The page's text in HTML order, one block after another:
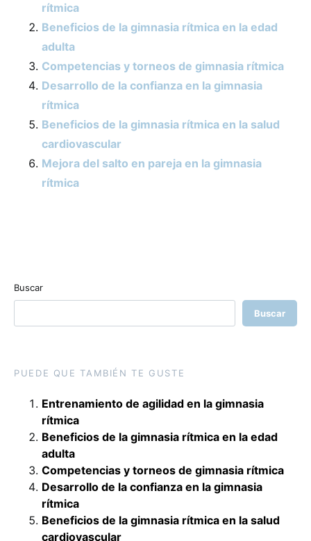
rítmica
Beneficios de la gimnasia rítmica en la edad
adulta
Competencias y torneos de gimnasia rítmica
Desarrollo de la confianza en la gimnasia
rítmica
Beneficios de la gimnasia rítmica en la salud
cardiovascular
Mejora del salto en pareja en la gimnasia
rítmica
Buscar
Buscar
PUEDE QUE TAMBIÉN TE GUSTE
Entrenamiento de agilidad en la gimnasia
rítmica
Beneficios de la gimnasia rítmica en la edad
adulta
Competencias y torneos de gimnasia rítmica
Desarrollo de la confianza en la gimnasia
rítmica
Beneficios de la gimnasia rítmica en la salud
cardiovascular